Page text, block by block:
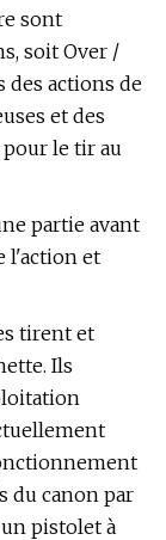
sont
soit Over /
des actions de
et des
le tir au
partie avant
l'action et
tirent et
Ils
du canon par
pistolet à